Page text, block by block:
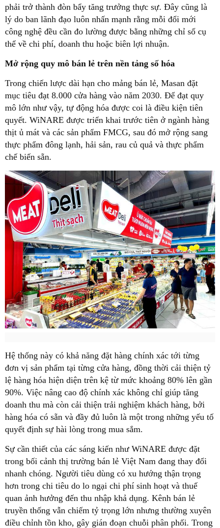
phải trở thành đòn bẩy tăng trưởng thực sự. Đây cũng là
lý do ban lãnh đạo luôn nhấn mạnh rằng mỗi đổi mới
công nghệ đều cần đo lường được bằng những chỉ số cụ
thể về chi phí, doanh thu hoặc biên lợi nhuận.
Mở rộng quy mô bán lẻ trên nền tảng số hóa
Trong chiến lược dài hạn cho mảng bán lẻ, Masan đặt
mục tiêu đạt 8.000 cửa hàng vào năm 2030. Để đạt quy
mô lớn như vậy, tự động hóa được coi là điều kiện tiên
quyết. WiNARE được triển khai trước tiên ở ngành hàng
thịt ủ mát và các sản phẩm FMCG, sau đó mở rộng sang
thực phẩm đông lạnh, hải sản, rau củ quả và thực phẩm
chế biến sẵn.
Hệ thống này có khả năng đặt hàng chính xác tới từng
đơn vị sản phẩm tại từng cửa hàng, đồng thời cải thiện tỷ
lệ hàng hóa hiện diện trên kệ từ mức khoảng 80% lên gần
90%. Việc nâng cao độ chính xác không chỉ giúp tăng
doanh thu mà còn cải thiện trải nghiệm khách hàng, bởi
hàng hóa có sẵn và đầy đủ luôn là một trong những yếu tố
quyết định sự hài lòng trong mua sắm.
Sự cần thiết của các sáng kiến như WiNARE được đặt
trong bối cảnh thị trường bán lẻ Việt Nam đang thay đổi
nhanh chóng. Người tiêu dùng có xu hướng thận trọng
hơn trong chi tiêu do lo ngại chi phí sinh hoạt và thuế
quan ảnh hưởng đến thu nhập khả dụng. Kênh bán lẻ
truyền thống vẫn chiếm tỷ trọng lớn nhưng thường xuyên
điều chỉnh tồn kho, gây gián đoạn chuỗi phân phối. Trong